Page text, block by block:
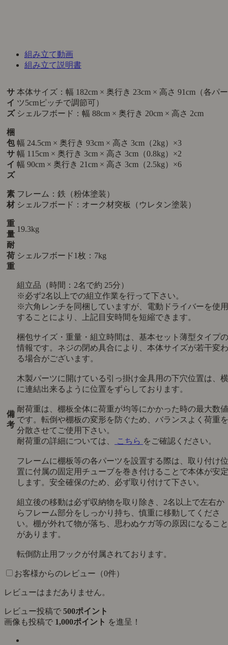
組み立て動画
組み立て説明書
サ
イ
ズ
本体サイズ：幅 182cm × 奥行き 23cm × 高さ 91cm（各パー
ツ5cmピッチで調節可）
シェルフボード：幅 88cm × 奥行き 20cm × 高さ 2cm
梱
包
サ
イ
ズ
幅 24.5cm × 奥行き 93cm × 高さ 3cm（2kg）×3
幅 115cm × 奥行き 3cm × 高さ 3cm（0.8kg）×2
幅 90cm × 奥行き 21cm × 高さ 3cm（2.5kg）×6
素
材
フレーム：鉄（粉体塗装）
シェルフボード：オーク材突板（ウレタン塗装）
重
量
19.3kg
耐
荷
重
シェルフボード1枚：7kg
備
考
組立品（時間：2名で約 25分）
※必ず2名以上での組立作業を行って下さい。
※六角レンチを同梱していますが、電動ドライバーを使用
することにより、上記目安時間を短縮できます。
梱包サイズ・重量・組立時間は、基本セット薄型タイプの
情報です。ネジの閉め具合により、本体サイズが若干変わ
る場合がございます。
木製パーツに開けている引っ掛け金具用の下穴位置は、横
に連結出来るように位置をずらしております。
耐荷重は、棚板全体に荷重が均等にかかった時の最大数値
です。転倒や棚板の変形を防ぐため、バランスよく荷重を
分散させてご使用下さい。
耐荷重の詳細については、
こちら をご確認ください。
フレームに棚板等の各パーツを設置する際は、取り付け位
置に付属の固定用チューブを巻き付けることで本体が安定
します。安全確保のため、必ず取り付けて下さい。
組立後の移動は必ず収納物を取り除き、2名以上で左右か
らフレーム部分をしっかり持ち、慎重に移動してくださ
い。棚が外れて物が落ち、思わぬケガ等の原因になること
があります。
転倒防止用フックが付属されております。
お客様からのレビュー（0件）
レビューはまだありません。
レビュー投稿で 500ポイント
画像も投稿で 1,000ポイント を進呈！